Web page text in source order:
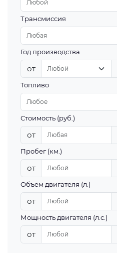
Трансмиссия
Год производства
от
Топливо
Стоимость (руб.)
от
Пробег (км.)
от
Объем двигателя (л.)
от
Мощность двигателя (л.с.)
от